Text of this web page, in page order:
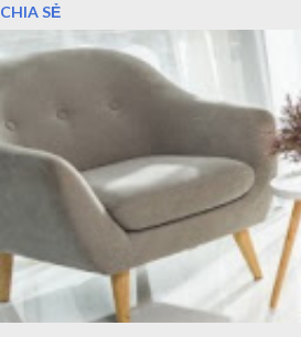
mẫu...
CHIA SẺ